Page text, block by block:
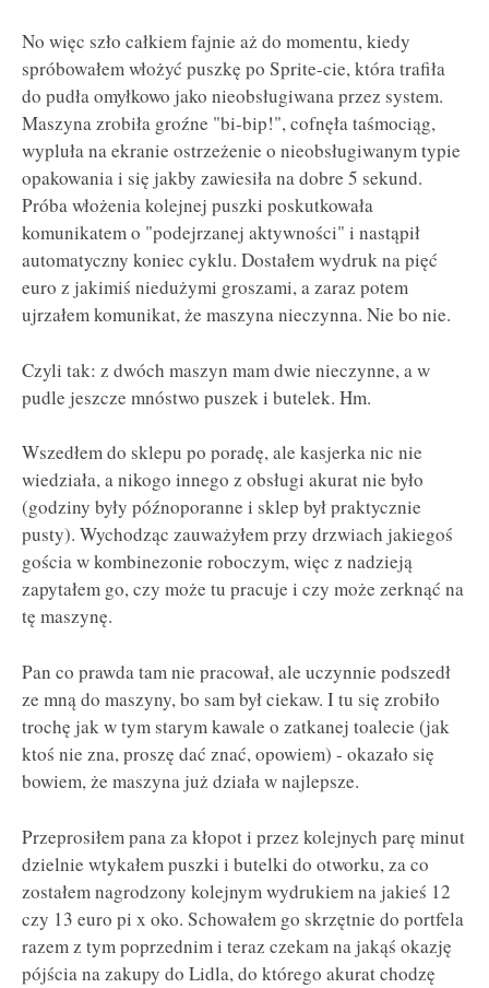
No więc szło całkiem fajnie aż do momentu, kiedy
spróbowałem włożyć puszkę po Sprite-cie, która trafiła
do pudła omyłkowo jako nieobsługiwana przez system.
Maszyna zrobiła groźne "bi-bip!", cofnęła taśmociąg,
wypluła na ekranie ostrzeżenie o nieobsługiwanym typie
opakowania i się jakby zawiesiła na dobre 5 sekund.
Próba włożenia kolejnej puszki poskutkowała
komunikatem o "podejrzanej aktywności" i nastąpił
automatyczny koniec cyklu. Dostałem wydruk na pięć
euro z jakimiś niedużymi groszami, a zaraz potem
ujrzałem komunikat, że maszyna nieczynna. Nie bo nie.
Czyli tak: z dwóch maszyn mam dwie nieczynne, a w
pudle jeszcze mnóstwo puszek i butelek. Hm.
Wszedłem do sklepu po poradę, ale kasjerka nic nie
wiedziała, a nikogo innego z obsługi akurat nie było
(godziny były późnoporanne i sklep był praktycznie
pusty). Wychodząc zauważyłem przy drzwiach jakiegoś
gościa w kombinezonie roboczym, więc z nadzieją
zapytałem go, czy może tu pracuje i czy może zerknąć na
tę maszynę.
Pan co prawda tam nie pracował, ale uczynnie podszedł
ze mną do maszyny, bo sam był ciekaw. I tu się zrobiło
trochę jak w tym starym kawale o zatkanej toalecie (jak
ktoś nie zna, proszę dać znać, opowiem) - okazało się
bowiem, że maszyna już działa w najlepsze.
Przeprosiłem pana za kłopot i przez kolejnych parę minut
dzielnie wtykałem puszki i butelki do otworku, za co
zostałem nagrodzony kolejnym wydrukiem na jakieś 12
czy 13 euro pi x oko. Schowałem go skrzętnie do portfela
razem z tym poprzednim i teraz czekam na jakąś okazję
pójścia na zakupy do Lidla, do którego akurat chodzę